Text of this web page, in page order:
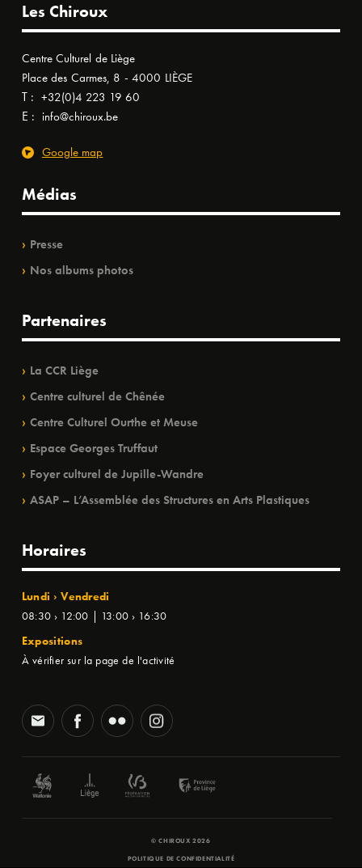
Les Chiroux
Centre Culturel de Liège
Place des Carmes, 8 - 4000 LIÈGE
T : +32(0)4 223 19 60
E : info@chiroux.be
Google map
Médias
Presse
Nos albums photos
Partenaires
La CCR Liège
Centre culturel de Chênée
Centre Culturel Ourthe et Meuse
Espace Georges Truffaut
Foyer culturel de Jupille-Wandre
ASAP – L’Assemblée des Structures en Arts Plastiques
Horaires
Lundi › Vendredi
08:30 › 12:00 | 13:00 › 16:30
Expositions
À vérifier sur la page de l'activité
© CHIROUX 2026
POLITIQUE DE CONFIDENTIALITÉ